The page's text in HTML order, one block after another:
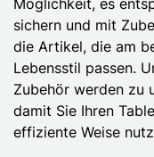
sichern und mit
die Artikel, die am
Lebensstil passen.
Zubehör werden zu
damit Sie Ihren
effiziente Weise